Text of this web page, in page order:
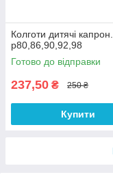
Колготи дитячі капрон.
р80,86,90,92,98
Готово до відправки
237,50 ₴ 250 ₴
Купити